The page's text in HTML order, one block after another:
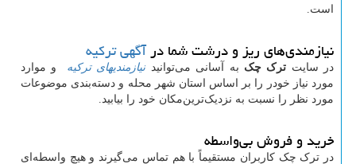
است.
نیازمندی‌های ریز و درشت شما درآگهی ترکیه
در سایت ترک چک به آسانی می‌توانیدنیازمندیهای ترکیه و موارد
مورد نیاز خودر را بر اساس استان شهر محله و دسته‌بندی موضوعات
مورد نظر را نسبت به نزدیک‌ترین‌مکان خود را بیابید.
خرید و فروش بی‌واسطه
در ترک چک کاربران مستقیماً با هم تماس می‌گیرند و هیچ واسطه‌ای